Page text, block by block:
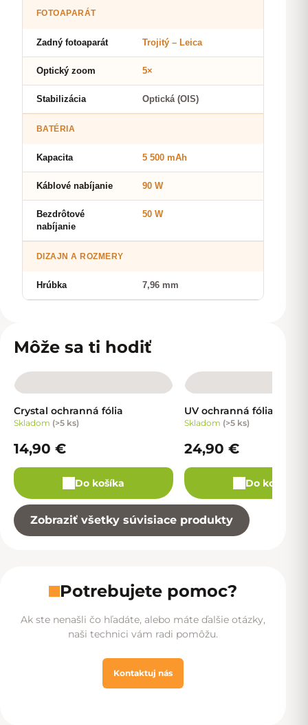
FOTOAPARÁT
Zadný fotoaparát Trojitý – Leica
Optický zoom 5×
Stabilizácia Optická (OIS)
BATÉRIA
Kapacita 5 500 mAh
Káblové nabíjanie 90 W
Bezdrôtové
nabíjanie
50 W
DIZAJN A ROZMERY
Hrúbka 7,96 mm
Môže sa ti hodiť
Crystal ochranná fólia
Skladom (>5 ks)
14,90 €
Do košíka
UV ochranná fólia
Skladom (>5 ks)
24,90 €
Do košíka
Zobraziť všetky súvisiace produkty
Potrebujete pomoc?
Ak ste nenašli čo hľadáte, alebo máte ďalšie otázky,
naši technici vám radi pomôžu.
Kontaktuj nás